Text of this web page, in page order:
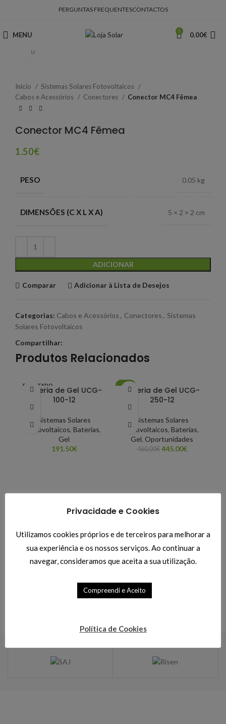
PERGUNTAS FREQUENTESCONTACTOS
MENU 0 0.00€
Início
Sistemas Solares Fotovoltaicos
Cabos e Acessórios
Conectores Conector MC4 Fêmea
Conector MC4 Fêmea
1.50€
PESO 0.05 kg
DIMENSÕES (C X L X A) 5 × 2 × 2 cm
ADICIONAR
Comparar Adicionar à Lista de Desejos
Categorias: Cabos e Acessórios, Conectores, Sistemas
Solares Fotovoltaicos
Compartilhar:
Produtos Relacionados
ESGOTADO
Bateria de Gel UCG-
100-12
Sistemas Solares
Fotovoltaicos, Baterias,
Gel
191.50€
-3%Bateria de Gel UCG-
250-12
Sistemas Solares
Fotovoltaicos, Baterias,
Gel, Oportunidades
460.00€ 445.00€
Privacidade e Cookies
Utilizamos cookies próprios e de terceiros para melhorar a
sua experiência e os nossos serviços. Ao continuar a
navegar, consideramos que aceita a sua utilização.
Compreendi e Aceito
Política de Cookies